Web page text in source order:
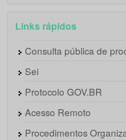
Links rápidos
Consulta pública de
Sei
Protocolo GOV.BR
Acesso Remoto
Procedimentos